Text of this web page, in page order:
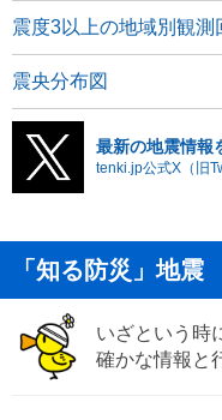
震度3以上の地域別観測
震央分布図
最新の地震情報
tenki.jp公式X（旧
「知る防災」地震
いざという時
確かな情報と